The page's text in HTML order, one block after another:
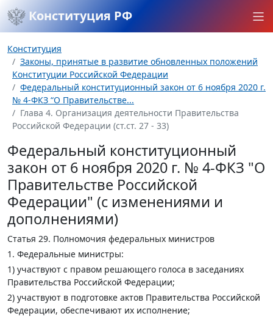
Конституция РФ
Конституция
Законы, принятые в развитие обновленных положений
Конституции Российской Федерации
Федеральный конституционный закон от 6 ноября 2020 г.
№ 4-ФКЗ “О Правительстве...
Глава 4. Организация деятельности Правительства
Российской Федерации (ст.ст. 27 - 33)
Федеральный конституционный
закон от 6 ноября 2020 г. № 4-ФКЗ "О
Правительстве Российской
Федерации" (с изменениями и
дополнениями)
Статья 29. Полномочия федеральных министров
1. Федеральные министры:
1) участвуют с правом решающего голоса в заседаниях
Правительства Российской Федерации;
2) участвуют в подготовке актов Правительства Российской
Федерации, обеспечивают их исполнение;